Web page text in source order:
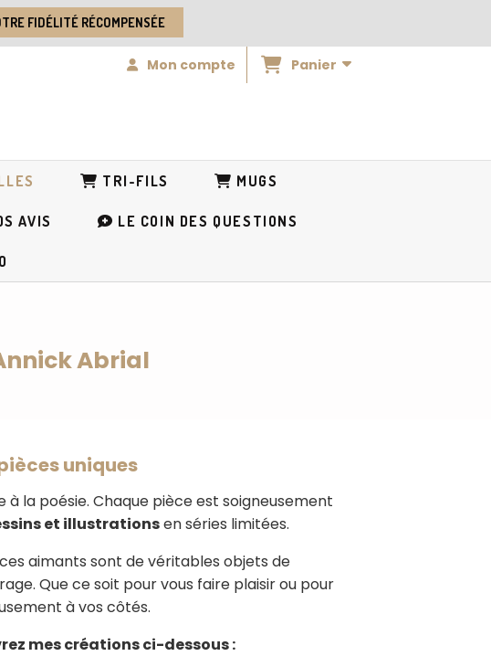
FIDÉLITÉ RÉCOMPENSÉE
Mon compte Panier
TRI-FILS MUGS
AVIS LE COIN DES QUESTIONS
Abrial
uniques
à la poésie. Chaque pièce est soigneusement
et illustrationsen séries limitées.
aimants sont de véritables objets de
Que ce soit pour vous faire plaisir ou pour
à vos côtés.
mes créations ci-dessous :